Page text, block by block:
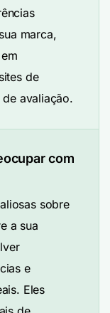
marca,
de
avaliação.
com
sobre
a sua
e
Eles